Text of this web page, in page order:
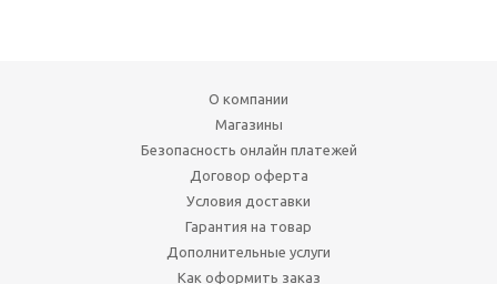
О компании
Магазины
Безопасность онлайн платежей
Договор оферта
Условия доставки
Гарантия на товар
Дополнительные услуги
Как оформить заказ